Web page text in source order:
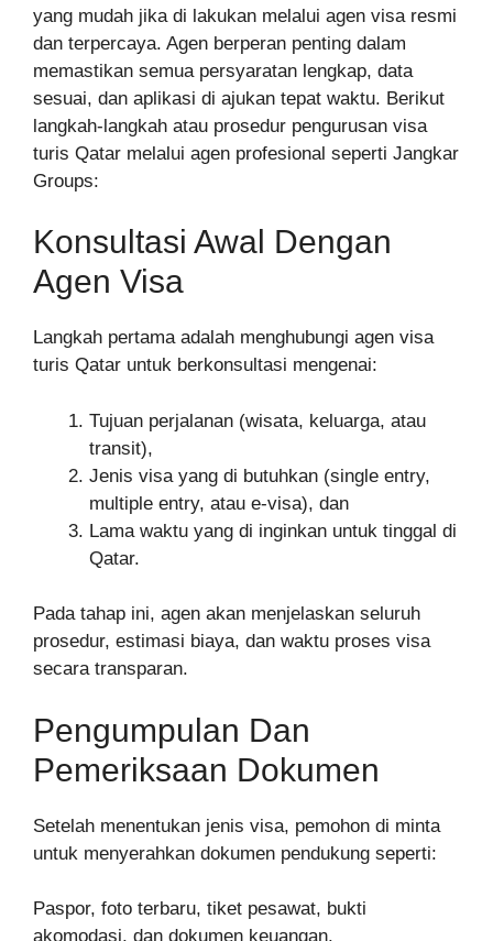
yang mudah jika di lakukan melalui agen visa resmi
dan terpercaya. Agen berperan penting dalam
memastikan semua persyaratan lengkap, data
sesuai, dan aplikasi di ajukan tepat waktu. Berikut
langkah-langkah atau prosedur pengurusan visa
turis Qatar melalui agen profesional seperti Jangkar
Groups:
Konsultasi Awal Dengan
Agen Visa
Langkah pertama adalah menghubungi agen visa
turis Qatar untuk berkonsultasi mengenai:
Tujuan perjalanan (wisata, keluarga, atau
transit),
Jenis visa yang di butuhkan (single entry,
multiple entry, atau e-visa), dan
Lama waktu yang di inginkan untuk tinggal di
Qatar.
Pada tahap ini, agen akan menjelaskan seluruh
prosedur, estimasi biaya, dan waktu proses visa
secara transparan.
Pengumpulan Dan
Pemeriksaan Dokumen
Setelah menentukan jenis visa, pemohon di minta
untuk menyerahkan dokumen pendukung seperti:
Paspor, foto terbaru, tiket pesawat, bukti
akomodasi, dan dokumen keuangan.